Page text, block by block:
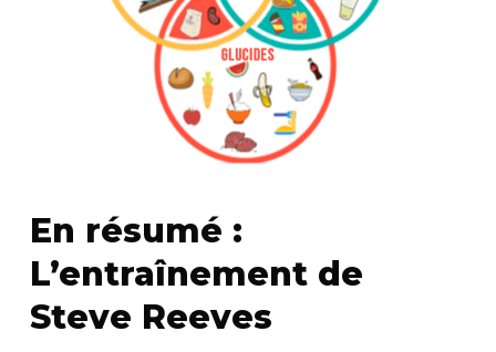
En résumé :
L’entraînement de
Steve Reeves